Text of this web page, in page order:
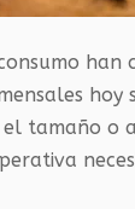
hoy
tamaño o